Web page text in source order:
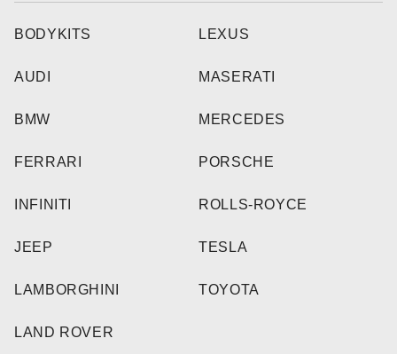
BODYKITS
AUDI
BMW
FERRARI
INFINITI
JEEP
LAMBORGHINI
LAND ROVER
LEXUS
MASERATI
MERCEDES
PORSCHE
ROLLS-ROYCE
TESLA
TOYOTA